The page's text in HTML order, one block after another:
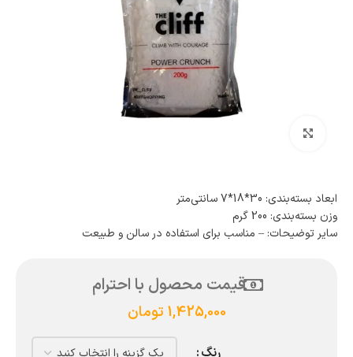
ابعاد بسته‌بندی: 30*18*7 سانتی‌متر
وزن بسته‌بندی: 200 گرم
سایر توضیحات: – مناسب برای استفاده در سالن و طبیعت
قیمت محصول با احترام
1,425,000 تومان
رنگ